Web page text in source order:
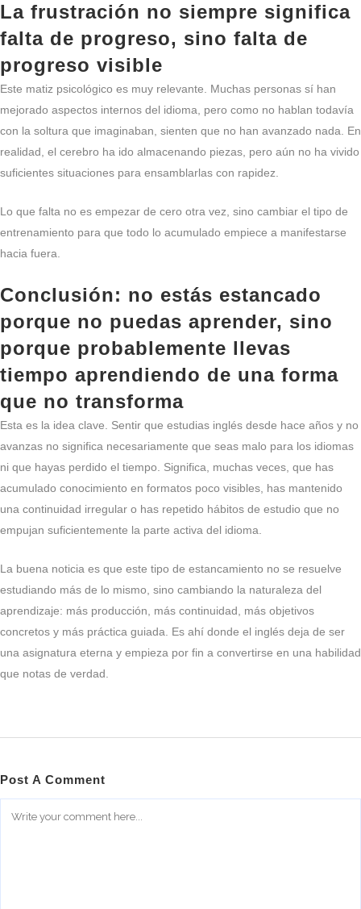
La frustración no siempre significa
falta de progreso, sino falta de
progreso visible
Este matiz psicológico es muy relevante. Muchas personas sí han
mejorado aspectos internos del idioma, pero como no hablan todavía
con la soltura que imaginaban, sienten que no han avanzado nada. En
realidad, el cerebro ha ido almacenando piezas, pero aún no ha vivido
suficientes situaciones para ensamblarlas con rapidez.
Lo que falta no es empezar de cero otra vez, sino cambiar el tipo de
entrenamiento para que todo lo acumulado empiece a manifestarse
hacia fuera.
Conclusión: no estás estancado
porque no puedas aprender, sino
porque probablemente llevas
tiempo aprendiendo de una forma
que no transforma
Esta es la idea clave. Sentir que estudias inglés desde hace años y no
avanzas no significa necesariamente que seas malo para los idiomas
ni que hayas perdido el tiempo. Significa, muchas veces, que has
acumulado conocimiento en formatos poco visibles, has mantenido
una continuidad irregular o has repetido hábitos de estudio que no
empujan suficientemente la parte activa del idioma.
La buena noticia es que este tipo de estancamiento no se resuelve
estudiando más de lo mismo, sino cambiando la naturaleza del
aprendizaje: más producción, más continuidad, más objetivos
concretos y más práctica guiada. Es ahí donde el inglés deja de ser
una asignatura eterna y empieza por fin a convertirse en una habilidad
que notas de verdad.
Post A Comment